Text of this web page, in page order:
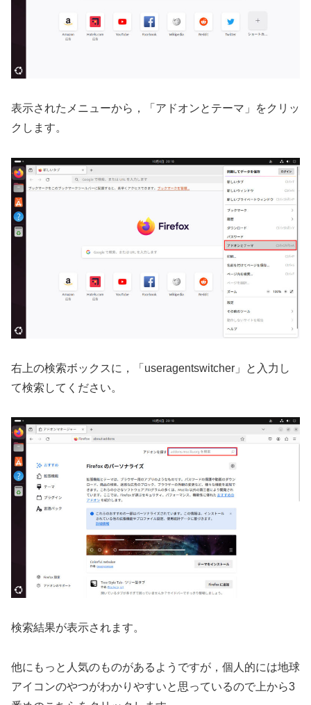
表示されたメニューから，「アドオンとテーマ」をクリッ
クします。
右上の検索ボックスに，「useragentswitcher」と入力し
て検索してください。
検索結果が表示されます。
他にもっと人気のものがあるようですが，個人的には地球
アイコンのやつがわかりやすいと思っているので上から3